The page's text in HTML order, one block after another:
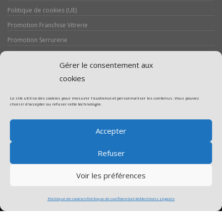
Gérer le consentement aux
cookies
Le site utilise des cookies pour mesurer l'audience et personnaliser les contenus. Vous pouvez
choisir d'accepter ou refuser cette technologie.
Accepter
Refuser
Voir les préférences
Politique de cookiesPolitique de confidentialitéMentions Légales
Politique de cookies (UE)
Promotion Franchise Vitrerie
Promotion Serrurerie